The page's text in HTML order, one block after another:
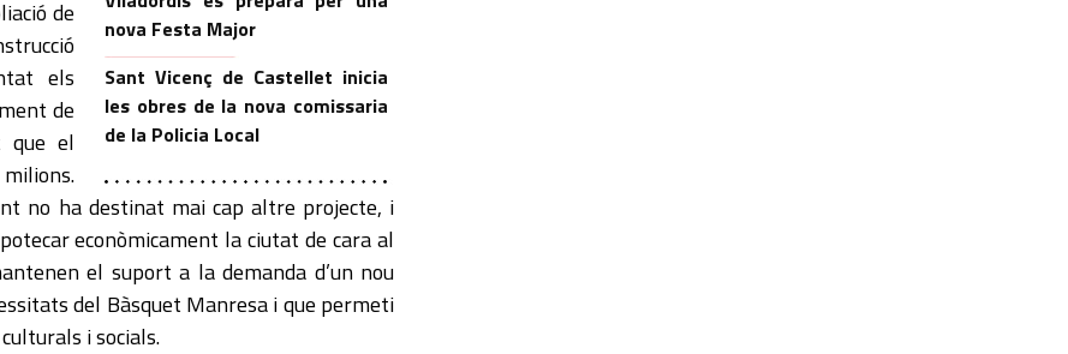
nova Festa Major
Sant Vicenç de Castellet inicia
les obres de la nova comissaria
de la Policia Local
de
els
de
que el
no ha destinat mai cap altre projecte, i
econòmicament la ciutat de cara al
el suport a la demanda d’un nou
del Bàsquet Manresa i que permeti
i socials.